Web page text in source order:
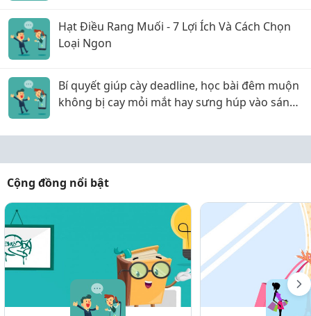
Hạt Điều Rang Muối - 7 Lợi Ích Và Cách Chọn
Loại Ngon
Bí quyết giúp cày deadline, học bài đêm muộn
không bị cay mỏi mắt hay sưng húp vào sáng
Cộng đồng nổi bật